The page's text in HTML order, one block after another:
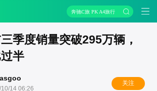
奔驰C旅 PK A4旅行
季度销量突破295万辆，
半
14 06:26
关注